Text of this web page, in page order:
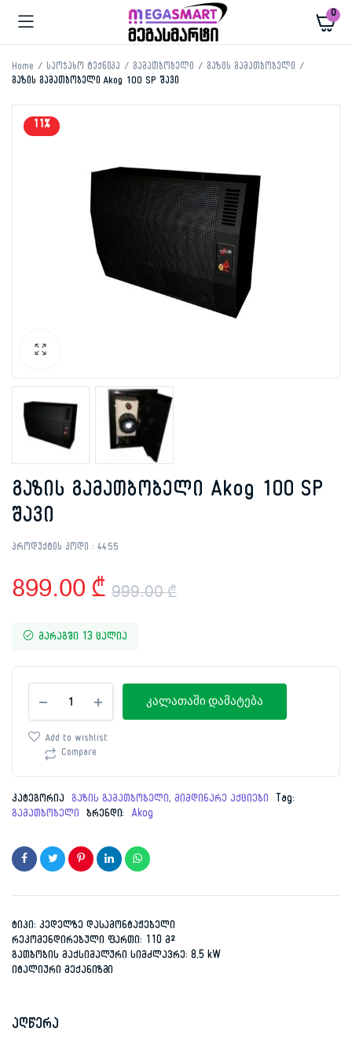
0
Home საოჯახო ტექნიკა გამათბობელი
გაზის გამათბობელი
გაზის გამათბობელი Akog 100 SP შავი
11%
გაზის გამათბობელი Akog 100 SP
შავი
პროდუქტის კოდი : 4455
999.00₾
price
was:
999.00 ₾.
899.00 ₾
price
is:
899.00 ₾.
მარაგში 13 ცალია
გამათბობელი
Akog
100
SP
რაოდენობა
კალათაში დამატება
Add to wishlist
Compare
კატეგორია გაზის გამათბობელი,მიმდინარე აქციები Tag:
გამათბობელი ბრენდი: Akog
ტიპი: კედელზე დასამონტაჟებელი
რეკომენდირებული ფართი: 110 მ²
გათბობის მაქსიმალური სიმძლავრე: 8,5 kW
იტალიური მექანიზმი
აღწერა